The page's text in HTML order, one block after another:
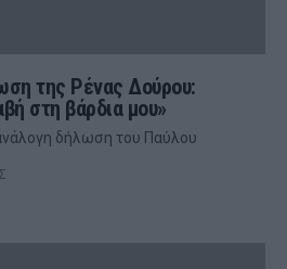
της Ρένας Δούρου:
στη βάρδια μου»
δήλωση του Παύλου